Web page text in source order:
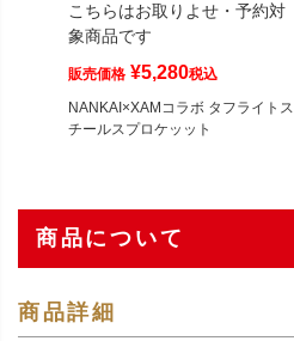
こちらはお取りよせ・予約対
象商品です
販売価格 ¥5,280税込
NANKAI×XAMコラボ タフライトス
チールスプロケッット
商品について
商品詳細